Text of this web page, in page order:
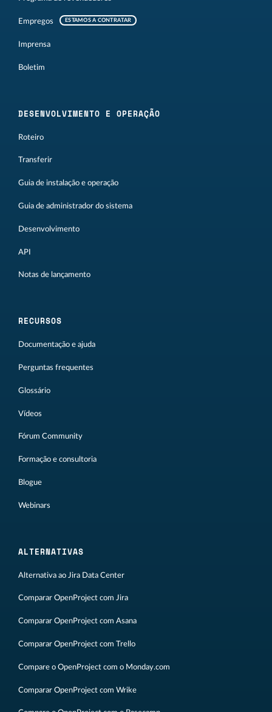
Empregos ESTAMOS A CONTRATAR
Imprensa
Boletim
DESENVOLVIMENTO E OPERAÇÃO
Roteiro
Transferir
Guia de instalação e operação
Guia de administrador do sistema
Desenvolvimento
API
Notas de lançamento
RECURSOS
Documentação e ajuda
Perguntas frequentes
Glossário
Vídeos
Fórum Community
Formação e consultoria
Blogue
Webinars
ALTERNATIVAS
Alternativa ao Jira Data Center
Comparar OpenProject com Jira
Comparar OpenProject com Asana
Comparar OpenProject com Trello
Compare o OpenProject com o Monday.com
Comparar OpenProject com Wrike